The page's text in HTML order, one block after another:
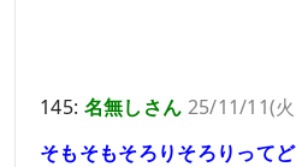
145: 名無しさん 25/11/11(
そもそもそろりそろりって